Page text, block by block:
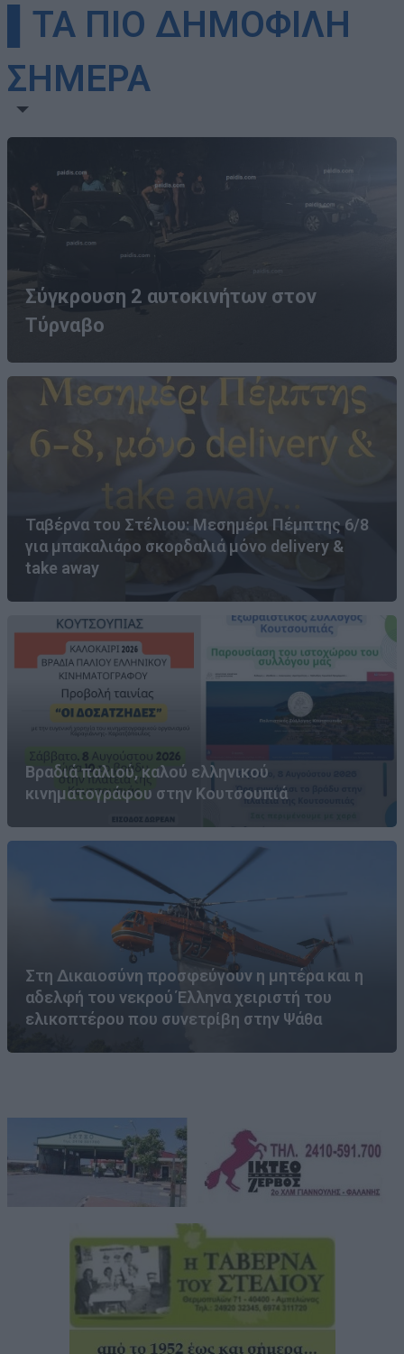
▌ΤΑ ΠΙΟ ΔΗΜΟΦΙΛΗ
ΣΗΜΕΡΑ
Σύγκρουση 2 αυτοκινήτων στον
Τύρναβο
Ταβέρνα του Στέλιου: Μεσημέρι Πέμπτης 6/8
για μπακαλιάρο σκορδαλιά μόνο delivery &
take away
Βραδιά παλιού, καλού ελληνικού
κινηματογράφου στην Κουτσουπιά
Στη Δικαιοσύνη προσφεύγουν η μητέρα και η
αδελφή του νεκρού Έλληνα χειριστή του
ελικοπτέρου που συνετρίβη στην Ψάθα